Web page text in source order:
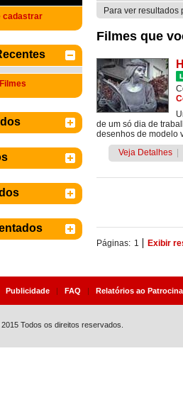
cadastrar
Para ver resultados
Filmes que
de um só dia de
desenhos de modelo
Veja Detalhes
Páginas: 1 Exibir
Publicidade | FAQ | Relatórios ao
Todos os direitos reservados.